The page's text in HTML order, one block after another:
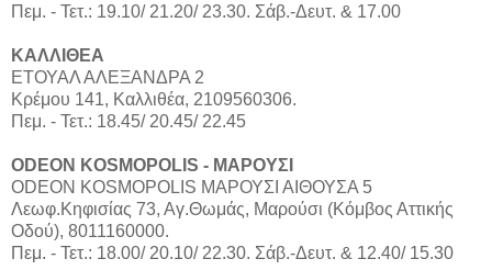
Πεμ. - Τετ.: 19.10/ 21.20/ 23.30. Σάβ.-Δευτ. & 17.00
ΚΑΛΛΙΘΕΑ
ΕΤΟΥΑΛ ΑΛΕΞΑΝΔΡΑ 2
Κρέμου 141, Καλλιθέα, 2109560306.
Πεμ. - Τετ.: 18.45/ 20.45/ 22.45
ODEON KOSMOPOLIS - ΜΑΡΟΥΣΙ
ODEON KOSMOPOLIS ΜΑΡΟΥΣΙ ΑΙΘΟΥΣΑ 5
Λεωφ.Κηφισίας 73, Αγ.Θωμάς, Μαρούσι (Κόμβος Αττικής
Οδού), 8011160000.
Πεμ. - Τετ.: 18.00/ 20.10/ 22.30. Σάβ.-Δευτ. & 12.40/ 15.30